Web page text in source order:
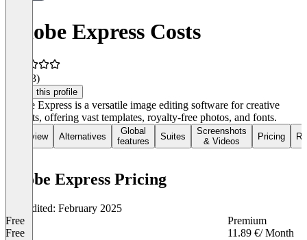
Adobe Express Costs
(33)
Claim this profile
Adobe Express is a versatile image editing software for creative
projects, offering vast templates, royalty-free photos, and fonts.
Overview Alternatives
Global
features
Suites
Screenshots
& Videos
Pricing
Adobe Express Pricing
Last edited: February 2025
Free
Free
Premium
11.89 €/ Month